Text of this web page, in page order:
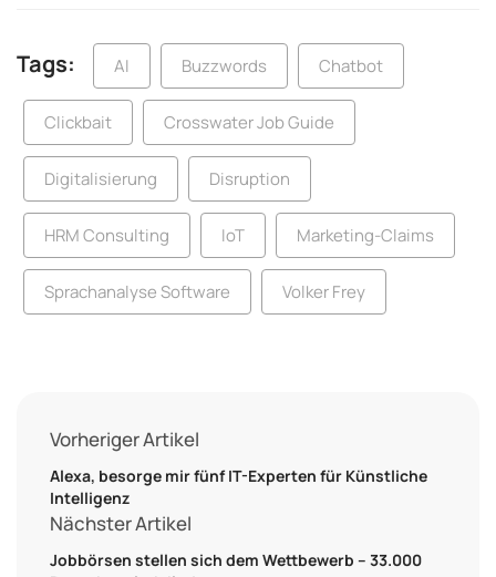
Tags: AI Buzzwords Chatbot
Clickbait Crosswater Job Guide
Digitalisierung Disruption
HRM Consulting IoT Marketing-Claims
Sprachanalyse Software Volker Frey
Vorheriger Artikel
Alexa, besorge mir fünf IT-Experten für Künstliche
Intelligenz
Nächster Artikel
Jobbörsen stellen sich dem Wettbewerb – 33.000